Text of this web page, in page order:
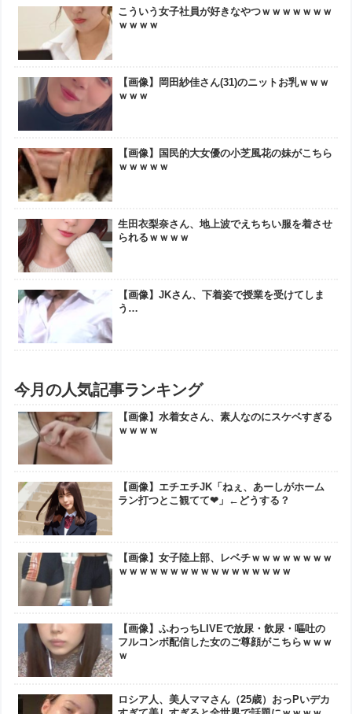
こういう女子社員が好きなやつｗｗｗｗｗｗｗ
ｗｗｗｗ
【画像】岡田紗佳さん(31)のニットお乳ｗｗｗ
ｗｗｗ
【画像】国民的大女優の小芝風花の妹がこちら
ｗｗｗｗｗ
生田衣梨奈さん、地上波でえちちい服を着させ
られるｗｗｗｗ
【画像】JKさん、下着姿で授業を受けてしま
う…
今月の人気記事ランキング
【画像】水着女さん、素人なのにスケベすぎる
ｗｗｗｗ
【画像】エチエチJK「ねぇ、あーしがホーム
ラン打つとこ観てて❤」←どうする？
【画像】女子陸上部、レベチｗｗｗｗｗｗｗｗ
ｗｗｗｗｗｗｗｗｗｗｗｗｗｗｗｗｗ
【画像】ふわっちLIVEで放尿・飲尿・嘔吐の
フルコンボ配信した女のご尊顔がこちらｗｗｗ
ｗ
ロシア人、美人ママさん（25歳）おっPいデカ